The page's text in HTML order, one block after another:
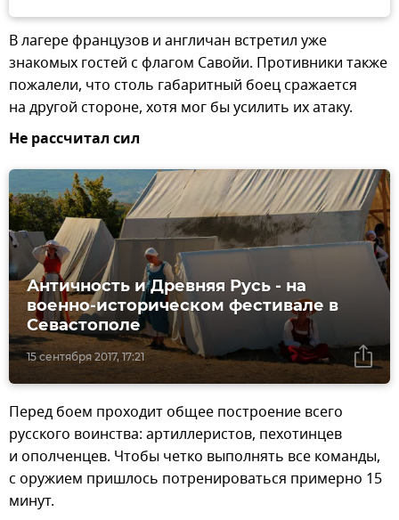
В лагере французов и англичан встретил уже
знакомых гостей с флагом Савойи. Противники также
пожалели, что столь габаритный боец сражается
на другой стороне, хотя мог бы усилить их атаку.
Не рассчитал сил
15 сентября 2017, 17:21
Античность и Древняя Русь - на
военно-историческом фестивале в
Севастополе
Перед боем проходит общее построение всего
русского воинства: артиллеристов, пехотинцев
и ополченцев. Чтобы четко выполнять все команды,
с оружием пришлось потренироваться примерно 15
минут.